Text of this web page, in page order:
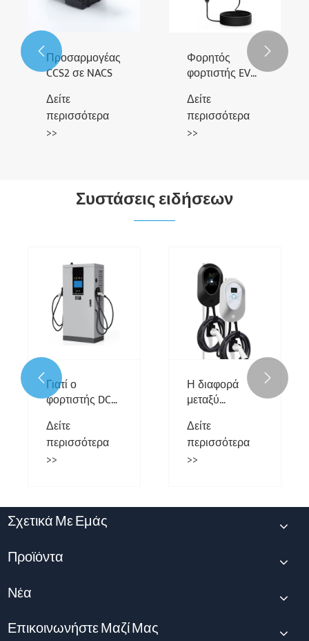
περισσότερα
>>
σταθμός
φόρτισης
περισσότερα
 
Συστάσεις ειδήσεων
Τι είναι ένας
προσαρμογέας
φορτιστή EV και
γιατί είναι
απαραίτητος
για το
ηλεκτρικό σας
όχημα;
Δείτε
περισσότερα
>>
Αρχή
λειτουργίας του
φορτιστή
ηλεκτρικού
οχήματος
Δείτε
περισσότερα
 
Σχετικά Με Εμάς
Προϊόντα
Νέα
Επικοινωνήστε Μαζί Μας